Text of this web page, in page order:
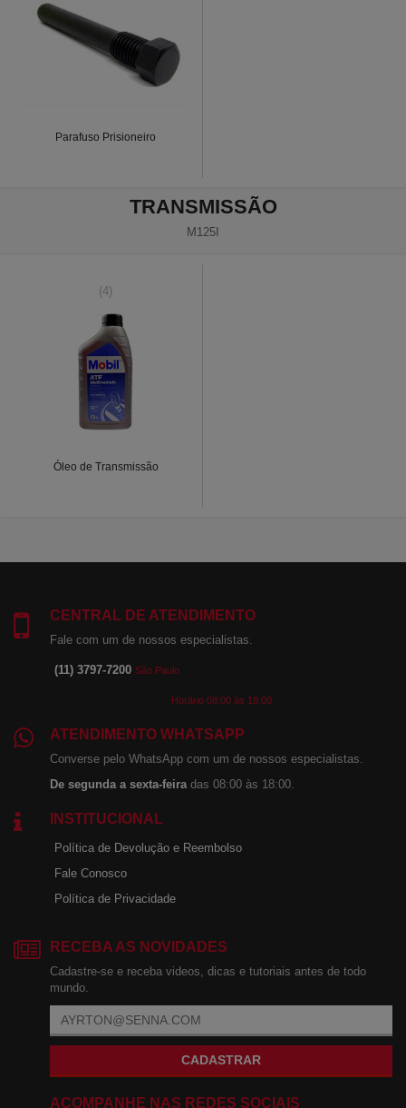
Parafuso Prisioneiro
TRANSMISSÃO
M125I
(4)
Óleo de Transmissão
CENTRAL DE ATENDIMENTO
Fale com um de nossos especialistas.
(11) 3797-7200 São Paulo
Horário 08:00 às 18:00
ATENDIMENTO WHATSAPP
Converse pelo WhatsApp com um de nossos especialistas.
De segunda a sexta-feiradas 08:00 às 18:00.
INSTITUCIONAL
Política de Devolução e Reembolso
Fale Conosco
Política de Privacidade
RECEBA AS NOVIDADES
Cadastre-se e receba videos, dicas e tutoriais antes de todo
mundo.
CADASTRAR
ACOMPANHE NAS REDES SOCIAIS